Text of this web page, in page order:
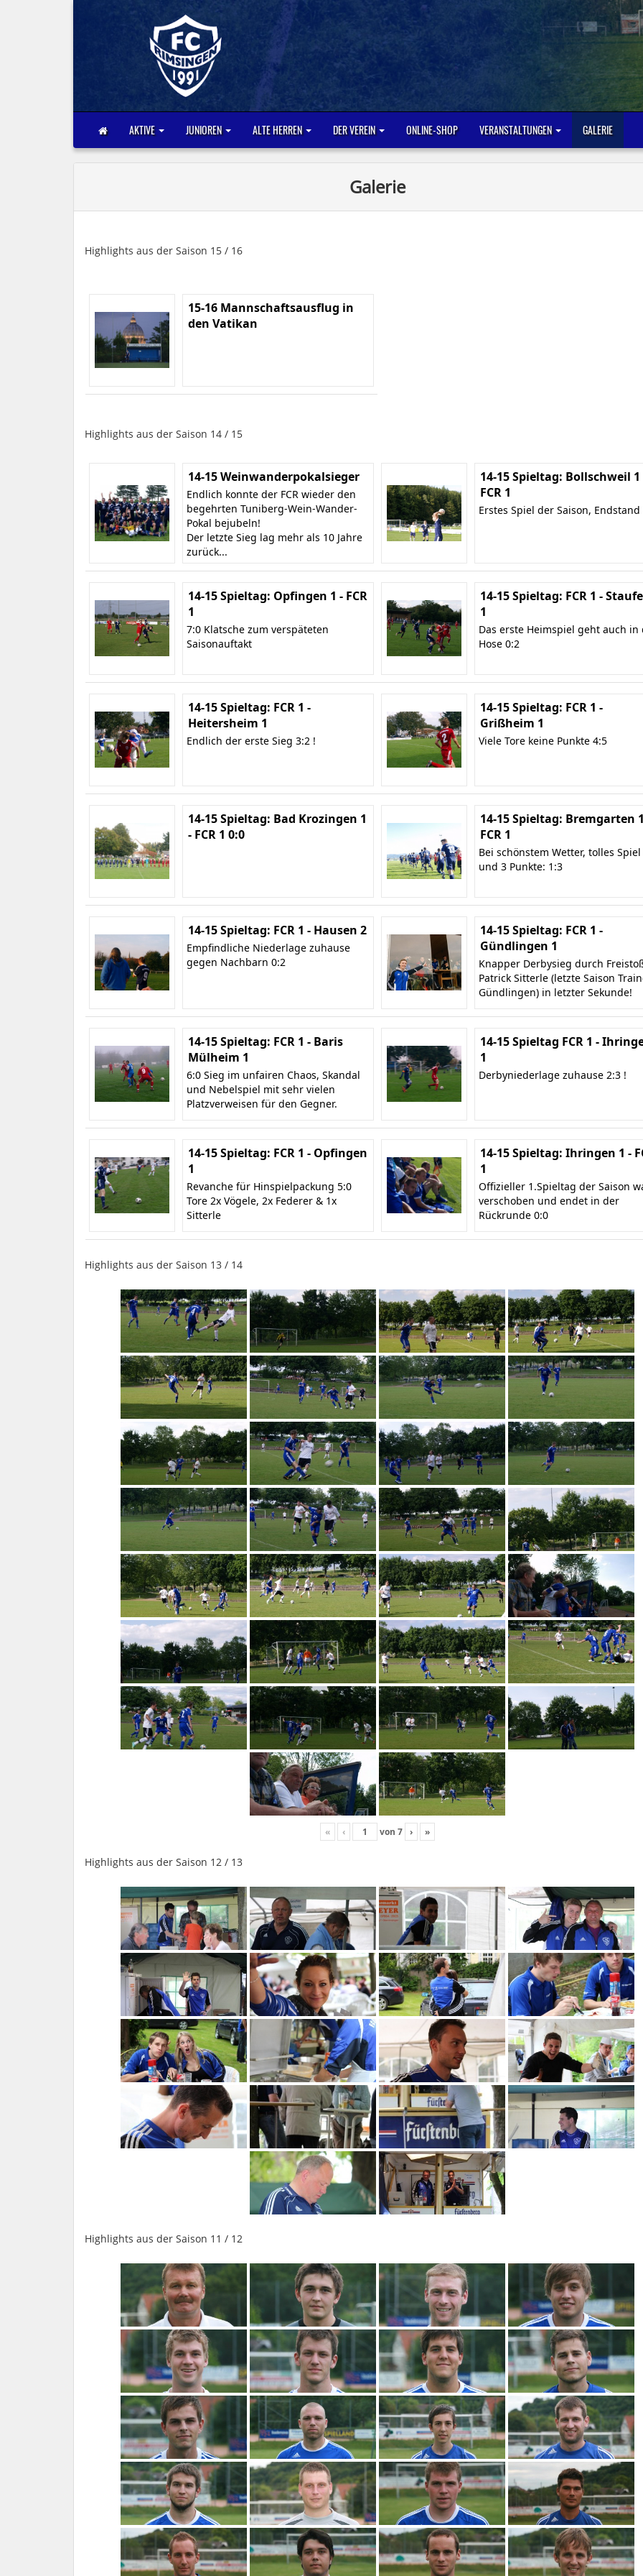
AKTIVE JUNIOREN ALTE HERREN DER VEREIN ONLINE-SHOP VERANSTALTUNGEN GALERIE
Galerie
Highlights aus der Saison 15 / 16
15-16 Mannschaftsausflug in
den Vatikan
Highlights aus der Saison 14 / 15
14-15 Weinwanderpokalsieger
Endlich konnte der FCR wieder den
begehrten Tuniberg-Wein-Wander-
Pokal bejubeln!
Der letzte Sieg lag mehr als 10 Jahre
zurück...
14-15 Spieltag: Bollschweil 1
FCR 1
Erstes Spiel der Saison, Endstand
14-15 Spieltag: Opfingen 1 - FCR
1
7:0 Klatsche zum verspäteten
Saisonauftakt
14-15 Spieltag: FCR 1 -
1
Das erste Heimspiel geht auch in
Hose 0:2
14-15 Spieltag: FCR 1 -
Heitersheim 1
Endlich der erste Sieg 3:2 !
14-15 Spieltag: FCR 1 -
Grißheim 1
Viele Tore keine Punkte 4:5
14-15 Spieltag: Bad Krozingen 1
- FCR 1 0:0
14-15 Spieltag: Bremgarten
FCR 1
Bei schönstem Wetter, tolles Spiel
und 3 Punkte: 1:3
14-15 Spieltag: FCR 1 - Hausen 2
Empfindliche Niederlage zuhause
gegen Nachbarn 0:2
14-15 Spieltag: FCR 1 -
Gündlingen 1
Knapper Derbysieg durch
Patrick Sitterle (letzte Saison
Gündlingen) in letzter Sekunde!
14-15 Spieltag: FCR 1 - Baris
Mülheim 1
6:0 Sieg im unfairen Chaos, Skandal
und Nebelspiel mit sehr vielen
Platzverweisen für den Gegner.
14-15 Spieltag FCR 1 -
1
Derbyniederlage zuhause 2:3 !
14-15 Spieltag: FCR 1 - Opfingen
1
Revanche für Hinspielpackung 5:0
Tore 2x Vögele, 2x Federer & 1x
Sitterle
14-15 Spieltag: Ihringen 1 -
1
Offizieller 1.Spieltag der Saison
verschoben und endet in der
Rückrunde 0:0
Highlights aus der Saison 13 / 14
« ‹ von 7 › »
Highlights aus der Saison 12 / 13
Highlights aus der Saison 11 / 12